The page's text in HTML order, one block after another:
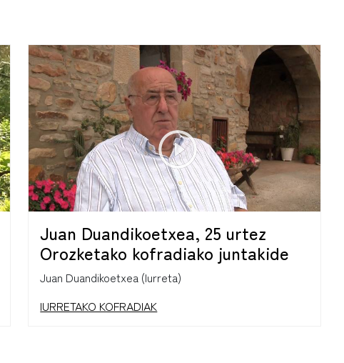
Juan Duandikoetxea, 25 urtez
Orozketako kofradiako juntakide
Juan Duandikoetxea (Iurreta)
IURRETAKO KOFRADIAK